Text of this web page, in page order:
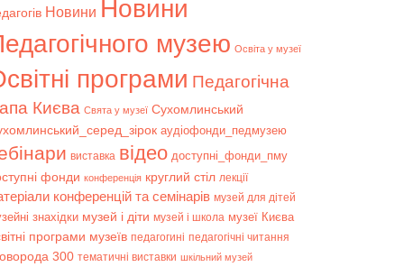
Новини Новини
музею Освіта у музеї
програми Педагогічна
Києва Свята у музеї Сухомлинський
аудіофонди_педмузею
виставка відео доступні_фонди_пму
фонди конференція круглий стіл лекції
конференцій та семінарів музей для дітей
знахідки музей і діти музей і школа музеї Києва
програми музеїв педагогині педагогічні читання
300 тематичні виставки шкільний музей